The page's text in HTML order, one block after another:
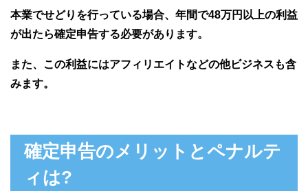
本業でせどりを行っている場合、年間で48万円以上の利益
が出たら確定申告する必要があります。
また、この利益にはアフィリエイトなどの他ビジネスも含
みます。
確定申告のメリットとペナルテ
ィは?